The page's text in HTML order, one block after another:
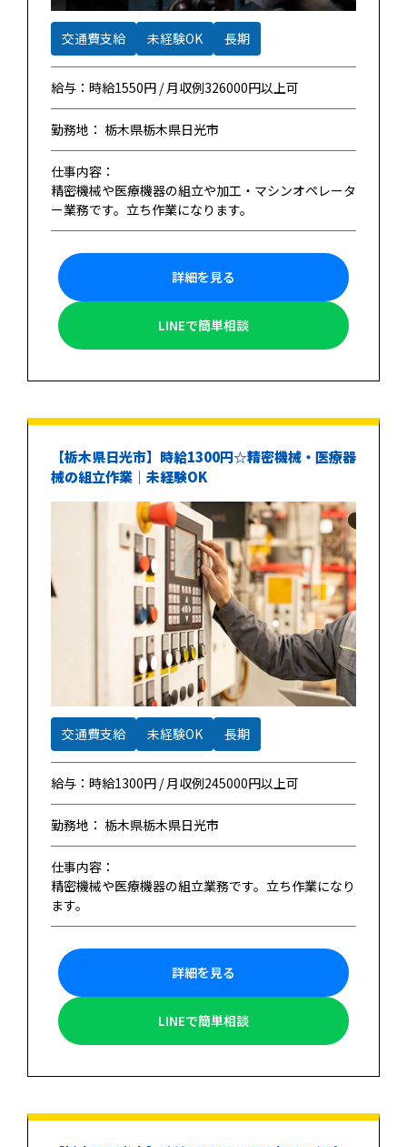
交通費支給 未経験OK 長期
給与：時給1550円 / 月収例326000円以上可
勤務地： 栃木県栃木県日光市
仕事内容：
精密機械や医療機器の組立や加工・マシンオペレータ
ー業務です。立ち作業になります。
詳細を見る
LINEで簡単相談
【栃木県日光市】時給1300円☆精密機械・医療器
械の組立作業｜未経験OK
交通費支給 未経験OK 長期
給与：時給1300円 / 月収例245000円以上可
勤務地： 栃木県栃木県日光市
仕事内容：
精密機械や医療機器の組立業務です。立ち作業になり
ます。
詳細を見る
LINEで簡単相談